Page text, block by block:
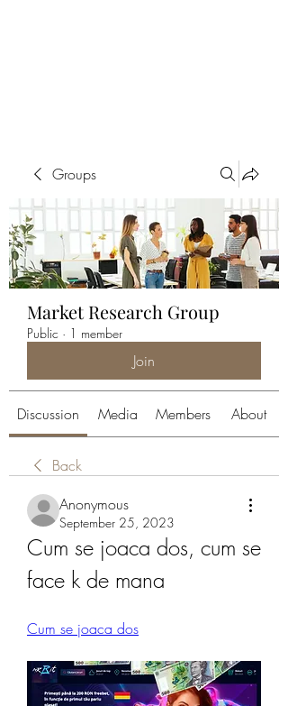
Groups
Market Research Group
Public · 1 member
Join
Discussion Media Members About
Back
Anonymous
September 25, 2023
Cum se joaca dos, cum se
face k de mana
Cum se joaca dos